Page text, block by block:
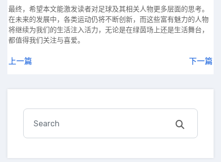
最终，希望本文能激发读者对足球及其相关人物更多层面的思考。
在未来的发展中，各类运动仍将不断创新，而这些富有魅力的人物
将继续为我们的生活注入活力，无论是在绿茵场上还是生活舞台，
都值得我们关注与喜爱。
上一篇 下一篇